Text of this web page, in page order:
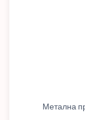
Метална